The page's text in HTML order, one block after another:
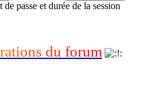
passe et durée de la session
rations du forum